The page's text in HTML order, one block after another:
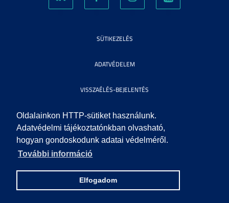
Oldalainkon HTTP-sütiket használunk.
Adatvédelmi tájékoztatónkban olvasható,
hogyan gondoskodunk adatai védelméről.
További információ
Elfogadom
SÜTIKEZELÉS
ADATVÉDELEM
VISSZAÉLÉS-BEJELENTÉS
KÖZÉRDEKŰ ADATOK
IMPRESSZUM